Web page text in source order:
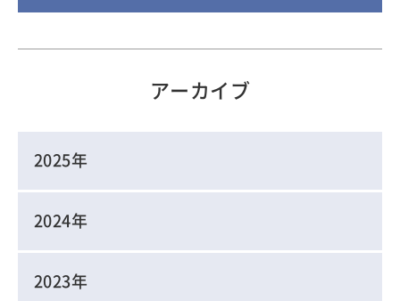
アーカイブ
2025年
2024年
2023年